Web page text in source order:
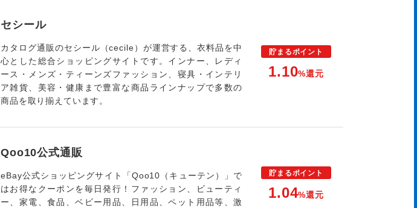
セシール
カタログ通販のセシール（cecile）が運営する、衣料品を中
心とした総合ショッピングサイトです。インナー、レディ
ース・メンズ・ティーンズファッション、寝具・インテリ
ア雑貨、美容・健康まで豊富な商品ラインナップで多数の
商品を取り揃えています。
貯まるポイント
1.10%還元
Qoo10公式通販
eBay公式ショッピングサイト「Qoo10（キューテン）」で
はお得なクーポンを毎日発行！ファッション、ビューティ
ー、家電、食品、ベビー用品、日用品、ペット用品等、激
貯まるポイント
1.04%還元